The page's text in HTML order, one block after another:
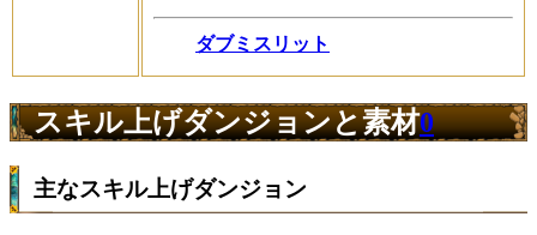
ダブミスリット
スキル上げダンジョンと素材0
主なスキル上げダンジョン